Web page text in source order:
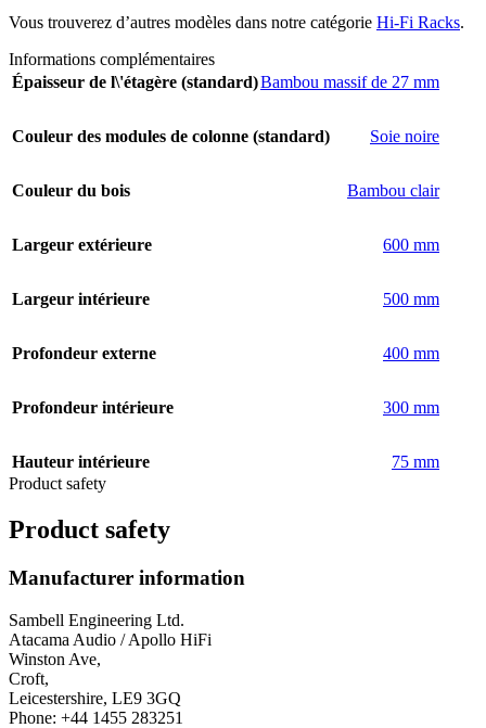
Vous trouverez d’autres modèles dans notre catégorie Hi-Fi Racks.
Informations complémentaires
Épaisseur de l\'étagère (standard)Bambou massif de 27 mm
Couleur des modules de colonne (standard) Soie noire
Couleur du bois Bambou clair
Largeur extérieure 600 mm
Largeur intérieure 500 mm
Profondeur externe 400 mm
Profondeur intérieure 300 mm
Hauteur intérieure
75 mm
Product safety
Product safety
Manufacturer information
Sambell Engineering Ltd.
Atacama Audio / Apollo HiFi
Winston Ave,
Croft,
Leicestershire, LE9 3GQ
Phone: +44 1455 283251